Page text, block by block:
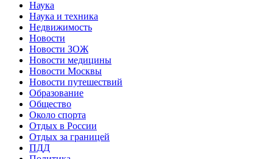
Наука
Наука и техника
Недвижимость
Новости
Новости ЗОЖ
Новости медицины
Новости Москвы
Новости путешествий
Образование
Общество
Около спорта
Отдых в России
Отдых за границей
ПДД